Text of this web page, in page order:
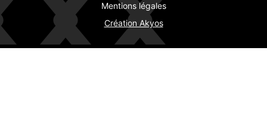
Mentions légales
Création Akyos